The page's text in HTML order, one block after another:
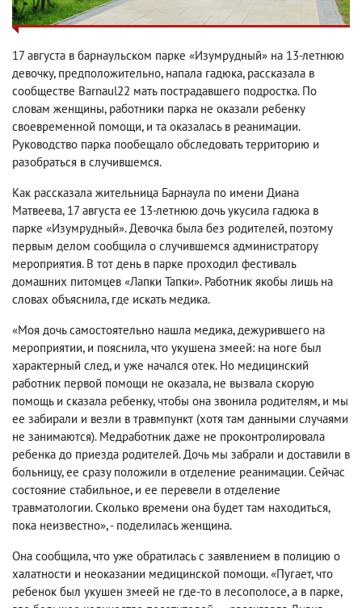
17 августа в барнаульском парке «Изумрудный» на 13-летнюю
девочку, предположительно, напала гадюка, рассказала в
сообществе Barnaul22 мать пострадавшего подростка. По
словам женщины, работники парка не оказали ребенку
своевременной помощи, и та оказалась в реанимации.
Руководство парка пообещало обследовать территорию и
разобраться в случившемся.
Как рассказала жительница Барнаула по имени Диана
Матвеева, 17 августа ее 13-летнюю дочь укусила гадюка в
парке «Изумрудный». Девочка была без родителей, поэтому
первым делом сообщила о случившемся администратору
мероприятия. В тот день в парке проходил фестиваль
домашних питомцев «Лапки Тапки». Работник якобы лишь на
словах объяснила, где искать медика.
«Моя дочь самостоятельно нашла медика, дежурившего на
мероприятии, и пояснила, что укушена змеей: на ноге был
характерный след, и уже начался отек. Но медицинский
работник первой помощи не оказала, не вызвала скорую
помощь и сказала ребенку, чтобы она звонила родителям, и мы
ее забирали и везли в травмпункт (хотя там данными случаями
не занимаются). Медработник даже не проконтролировала
ребенка до приезда родителей. Дочь мы забрали и доставили в
больницу, ее сразу положили в отделение реанимации. Сейчас
состояние стабильное, и ее перевели в отделение
травматологии. Сколько времени она будет там находиться,
пока неизвестно», - поделилась женщина.
Она сообщила, что уже обратилась с заявлением в полицию о
халатности и неоказании медицинской помощи. «Пугает, что
ребенок был укушен змеей не где-то в лесополосе, а в парке,